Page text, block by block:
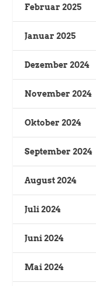
Februar 2025
Januar 2025
Dezember 2024
November 2024
Oktober 2024
September 2024
August 2024
Juli 2024
Juni 2024
Mai 2024